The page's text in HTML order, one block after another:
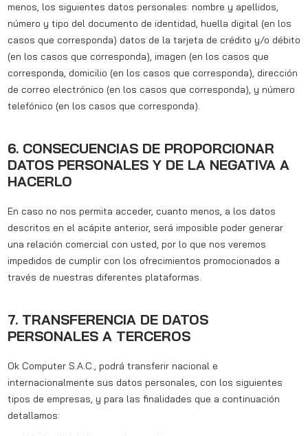
menos, los siguientes datos personales: nombre y apellidos,
número y tipo del documento de identidad, huella digital (en los
casos que corresponda) datos de la tarjeta de crédito y/o débito
(en los casos que corresponda), imagen (en los casos que
corresponda, domicilio (en los casos que corresponda), dirección
de correo electrónico (en los casos que corresponda), y número
telefónico (en los casos que corresponda).
6. CONSECUENCIAS DE PROPORCIONAR
DATOS PERSONALES Y DE LA NEGATIVA A
HACERLO
En caso no nos permita acceder, cuanto menos, a los datos
descritos en el acápite anterior, será imposible poder generar
una relación comercial con usted, por lo que nos veremos
impedidos de cumplir con los ofrecimientos promocionados a
través de nuestras diferentes plataformas.
7. TRANSFERENCIA DE DATOS
PERSONALES A TERCEROS
Ok Computer S.A.C., podrá transferir nacional e
internacionalmente sus datos personales, con los siguientes
tipos de empresas, y para las finalidades que a continuación
detallamos: